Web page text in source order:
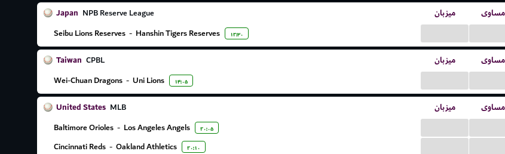
Japan NPB Reserve League میزبان مساوی
Seibu Lions Reserves - Hanshin Tigers Reserves ۱۲:۳۰
Taiwan CPBL میزبان مساوی
Wei-Chuan Dragons - Uni Lions ۱۴:۰۵
United States MLB میزبان مساوی
Baltimore Orioles - Los Angeles Angels ۲۰:۰۵
Cincinnati Reds - Oakland Athletics ۲۰:۱۰